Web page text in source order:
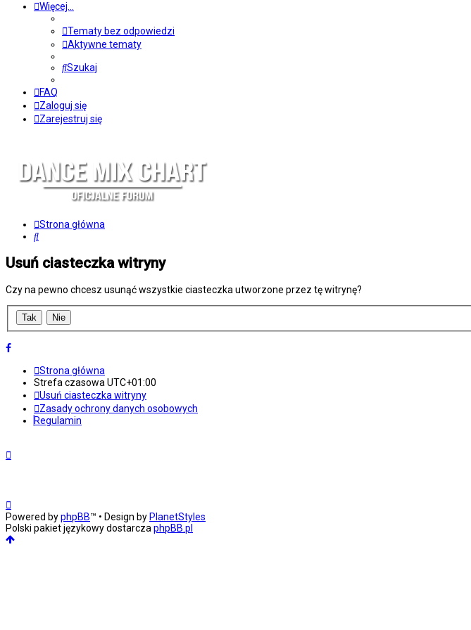
Więcej…
Tematy bez odpowiedzi
Aktywne tematy
Szukaj
FAQ
Zaloguj się
Zarejestruj się
Strona główna
Szukaj
Usuń ciasteczka witryny
Czy na pewno chcesz usunąć wszystkie ciasteczka utworzone przez tę witrynę?
Strona główna
Strefa czasowaUTC+01:00
Usuń ciasteczka witryny
Zasady ochrony danych osobowych
Regulamin
Powered byphpBB™ • Design by PlanetStyles
Polski pakiet językowy dostarczaphpBB.pl